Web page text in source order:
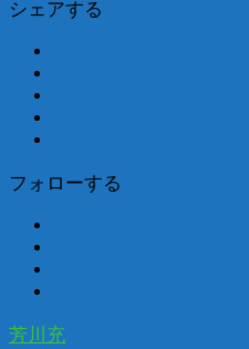
シェアする
フォローする
芳川充